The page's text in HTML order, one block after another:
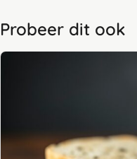
Probeer dit ook